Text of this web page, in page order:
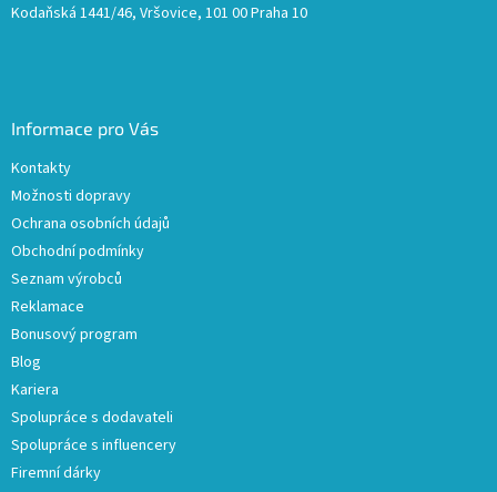
Kodaňská 1441/46, Vršovice, 101 00 Praha 10
Informace pro Vás
Kontakty
Možnosti dopravy
Ochrana osobních údajů
Obchodní podmínky
Seznam výrobců
Reklamace
Bonusový program
Blog
Kariera
Spolupráce s dodavateli
Spolupráce s influencery
Firemní dárky